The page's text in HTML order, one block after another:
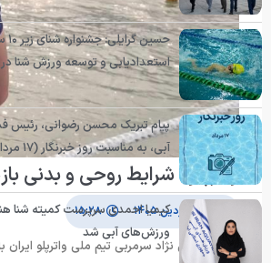
واترپلو : شرایط روحی و بدنی
۳۱ فروردین ۱۴۰۵ ۱۵:۲۸
حمید قدسی نژاد سرمربی تیم ملی واترپلو ایران
استعدادیابی و توسعه ورزش شنا
پیام تبریک محسن رضوانی، رئیس
آبی، به مناسبت روز خبرنگار (۱۷ مرداد)
کیمیا احمدی سرپرست کمیته شنا
ورزش‌های آبی شد